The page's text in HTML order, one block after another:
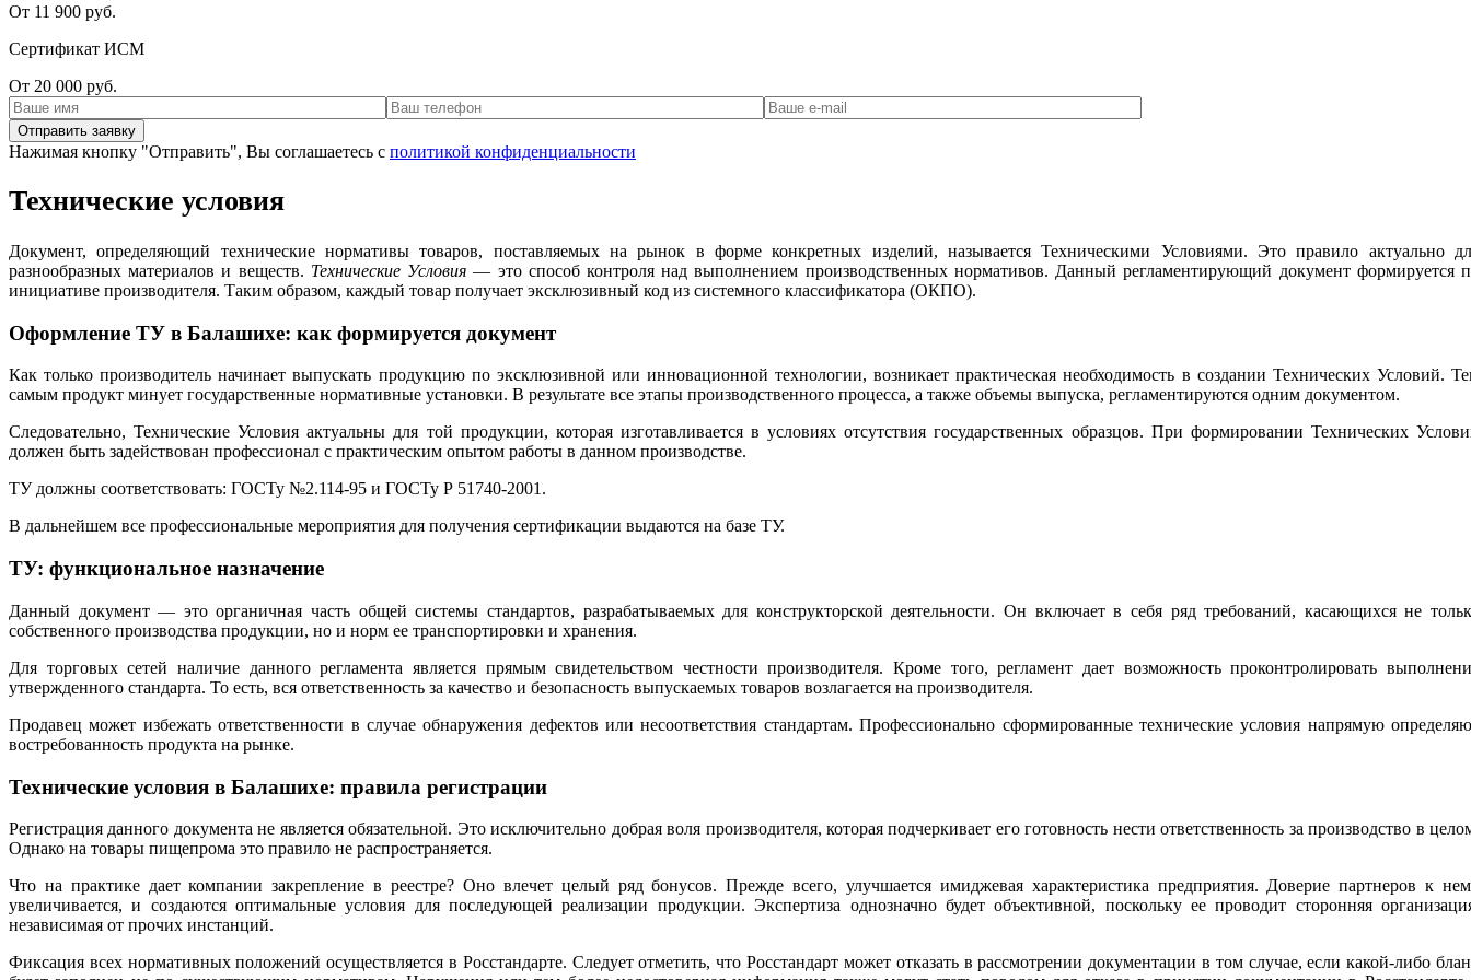
От 11 900 руб.
Сертификат ИСМ
От 20 000 руб.
Нажимая кнопку "Отправить", Вы соглашаетесь с политикой конфиденциальности
Технические условия
Документ, определяющий технические нормативы товаров, поставляемых на рынок в форме конкретных изделий, называется Техническими Условиями. Это правило актуально
разнообразных материалов и веществ. Технические Условия — это способ контроля над выполнением производственных нормативов. Данный регламентирующий документ формируется
инициативе производителя. Таким образом, каждый товар получает эксклюзивный код из системного классификатора (ОКПО).
Оформление ТУ в Балашихе: как формируется документ
Как только производитель начинает выпускать продукцию по эксклюзивной или инновационной технологии, возникает практическая необходимость в создании Технических Условий.
самым продукт минует государственные нормативные установки. В результате все этапы производственного процесса, а также объемы выпуска, регламентируются одним документом.
Следовательно, Технические Условия актуальны для той продукции, которая изготавливается в условиях отсутствия государственных образцов. При формировании Технических
должен быть задействован профессионал с практическим опытом работы в данном производстве.
ТУ должны соответствовать: ГОСТу №2.114-95 и ГОСТу Р 51740-2001.
В дальнейшем все профессиональные мероприятия для получения сертификации выдаются на базе ТУ.
ТУ: функциональное назначение
Данный документ — это органичная часть общей системы стандартов, разрабатываемых для конструкторской деятельности. Он включает в себя ряд требований, касающихся не
собственного производства продукции, но и норм ее транспортировки и хранения.
Для торговых сетей наличие данного регламента является прямым свидетельством честности производителя. Кроме того, регламент дает возможность проконтролировать
утвержденного стандарта. То есть, вся ответственность за качество и безопасность выпускаемых товаров возлагается на производителя.
Продавец может избежать ответственности в случае обнаружения дефектов или несоответствия стандартам. Профессионально сформированные технические условия напрямую
востребованность продукта на рынке.
Технические условия в Балашихе: правила регистрации
Регистрация данного документа не является обязательной. Это исключительно добрая воля производителя, которая подчеркивает его готовность нести ответственность за производство в
Однако на товары пищепрома это правило не распространяется.
Что на практике дает компании закрепление в реестре? Оно влечет целый ряд бонусов. Прежде всего, улучшается имиджевая характеристика предприятия. Доверие партнеров к
увеличивается, и создаются оптимальные условия для последующей реализации продукции. Экспертиза однозначно будет объективной, поскольку ее проводит сторонняя
независимая от прочих инстанций.
Фиксация всех нормативных положений осуществляется в Росстандарте. Следует отметить, что Росстандарт может отказать в рассмотрении документации в том случае, если какой-либо